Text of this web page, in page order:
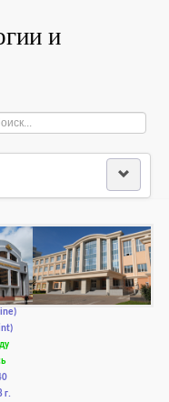
и
И ЭТИКА
г.